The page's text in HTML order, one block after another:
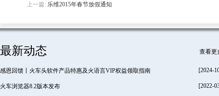
上一篇: 乐维2015年春节放假通知
最新动态 查看更
感恩回馈丨火车头软件产品特惠及火语言VIP权益领取指南 [2024-
火车浏览器8.2版本发布 [2022-